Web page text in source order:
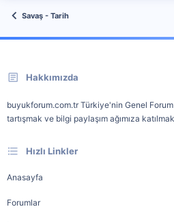
Savaş - Tarih
Hakkımızda
buyukforum.com.tr Türkiye'nin Genel
tartışmak ve bilgi paylaşım ağımıza
Hızlı Linkler
Anasayfa
Forumlar